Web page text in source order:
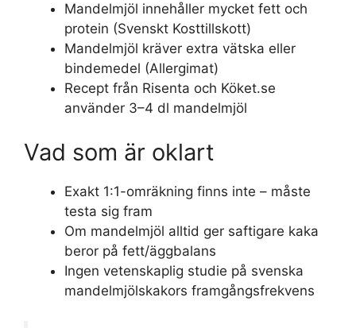
Mandelmjöl innehåller mycket fett och
protein (Svenskt Kosttillskott)
Mandelmjöl kräver extra vätska eller
bindemedel (Allergimat)
Recept från Risenta och Köket.se
använder 3–4 dl mandelmjöl
Vad som är oklart
Exakt 1:1-omräkning finns inte – måste
testa sig fram
Om mandelmjöl alltid ger saftigare kaka
beror på fett/äggbalans
Ingen vetenskaplig studie på svenska
mandelmjölskakors framgångsfrekvens